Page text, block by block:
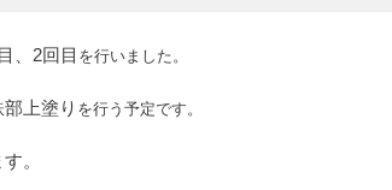
、2回目 を行いました。
上塗り を行う予定です。
。